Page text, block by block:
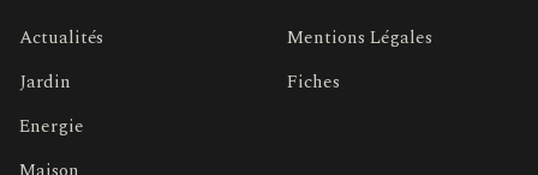
Actualités
Jardin
Energie
Mentions Légales
Fiches